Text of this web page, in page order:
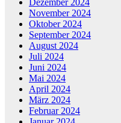
November 2024
Oktober 2024
September 2024
August 2024
Juli 2024
Juni 2024
Mai 2024
April 2024
März 2024
Februar 2024